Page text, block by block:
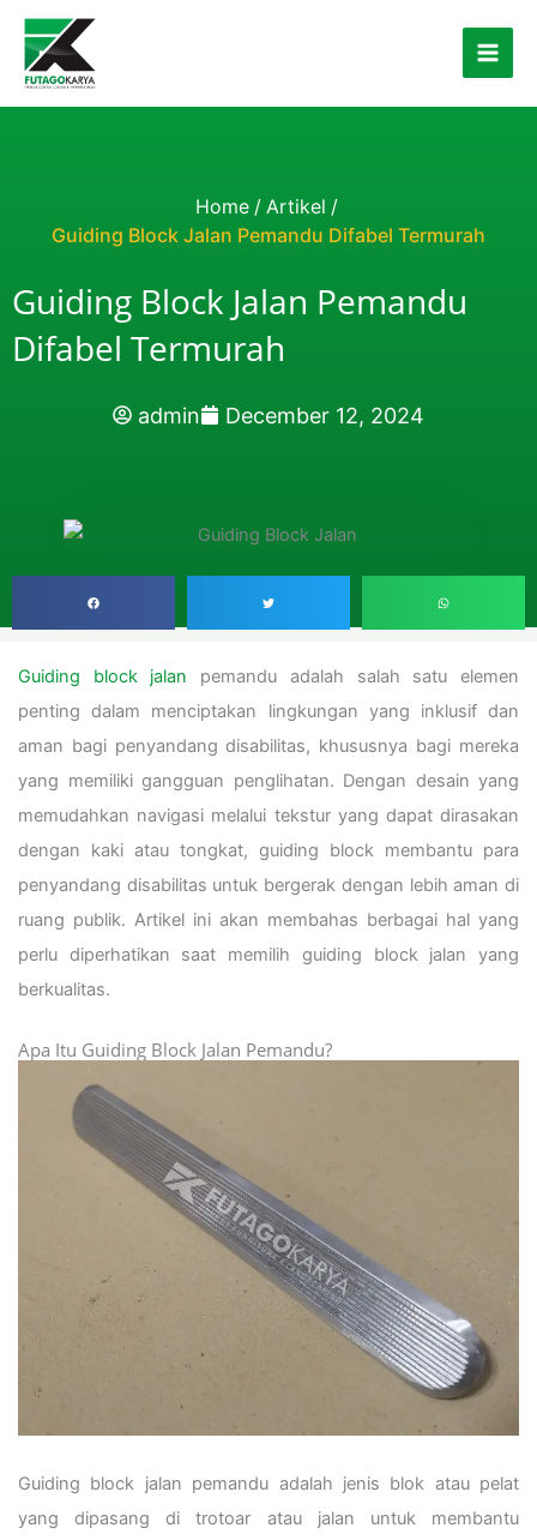
Skip to content
Home / Artikel /
Guiding Block Jalan Pemandu Difabel Termurah
Guiding Block Jalan Pemandu
Difabel Termurah
admin December 12, 2024
Guiding block jalan pemandu adalah salah satu elemen
penting dalam menciptakan lingkungan yang inklusif dan
aman bagi penyandang disabilitas, khususnya bagi mereka
yang memiliki gangguan penglihatan. Dengan desain yang
memudahkan navigasi melalui tekstur yang dapat dirasakan
dengan kaki atau tongkat, guiding block membantu para
penyandang disabilitas untuk bergerak dengan lebih aman di
ruang publik. Artikel ini akan membahas berbagai hal yang
perlu diperhatikan saat memilih guiding block jalan yang
berkualitas.
Apa Itu Guiding Block Jalan Pemandu?
Guiding block jalan pemandu adalah jenis blok atau pelat
yang dipasang di trotoar atau jalan untuk membantu